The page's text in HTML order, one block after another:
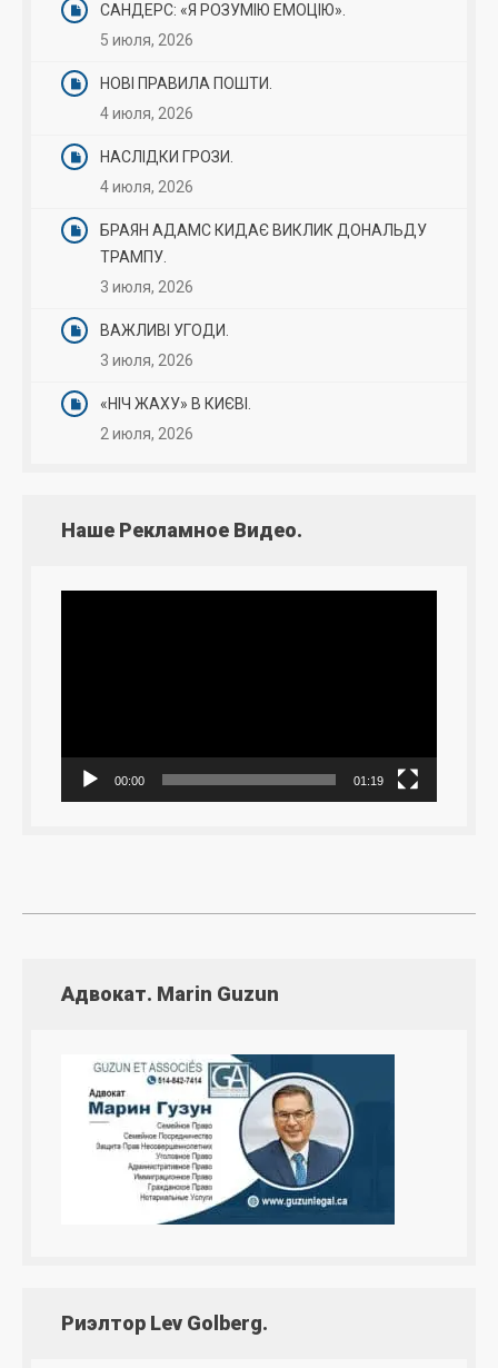
САНДЕРС: «Я РОЗУМІЮ ЕМОЦІЮ».
5 июля, 2026
НОВІ ПРАВИЛА ПОШТИ.
4 июля, 2026
НАСЛІДКИ ГРОЗИ.
4 июля, 2026
БРАЯН АДАМС КИДАЄ ВИКЛИК ДОНАЛЬДУ
ТРАМПУ.
3 июля, 2026
ВАЖЛИВІ УГОДИ.
3 июля, 2026
«НІЧ ЖАХУ» В КИЄВІ.
2 июля, 2026
Наше Рекламное Видео.
00:00 01:19
Адвокат. Marin Guzun
Риэлтор Lev Golberg.